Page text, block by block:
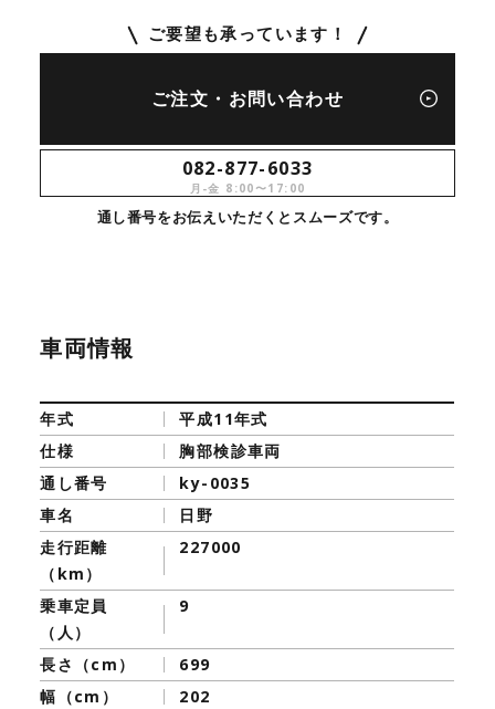
ご要望も承っています！
ご注文・お問い合わせ
082-877-6033
月-金 8:00〜17:00
通し番号をお伝えいただくとスムーズです。
車両情報
年式
平成11年式
仕様
胸部検診車両
通し番号
ky-0035
車名
日野
走行距離
（km）
227000
乗車定員
（人）
9
長さ（cm）
699
幅（cm）
202